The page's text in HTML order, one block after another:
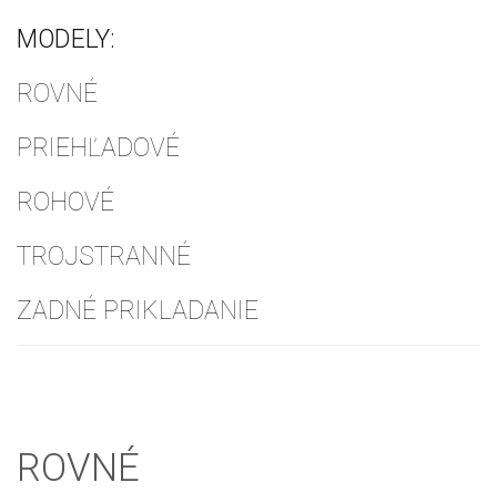
MODELY:
ROVNÉ
PRIEHĽADOVÉ
ROHOVÉ
TROJSTRANNÉ
ZADNÉ PRIKLADANIE
ROVNÉ